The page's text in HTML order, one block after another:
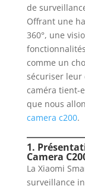
de
Offrant une
360°, une
comme un
sécuriser leur
caméra tient-
que nous
camera c200.
1.
Camera
La Xiaomi
surveillance